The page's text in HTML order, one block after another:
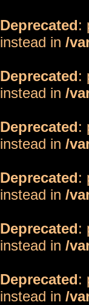
Deprecated:
instead in /
Deprecated:
instead in /
Deprecated:
instead in /
Deprecated:
instead in /
Deprecated:
instead in /
Deprecated:
instead in /